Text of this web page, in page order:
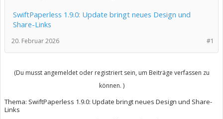
SwiftPaperless 1.9.0: Update bringt neues Design und
Share-Links
#1
20. Februar 2026
(Du musst angemeldet oder registriert sein, um Beiträge verfassen zu
können. )
Thema: SwiftPaperless 1.9.0: Update bringt neues Design und Share-
Links